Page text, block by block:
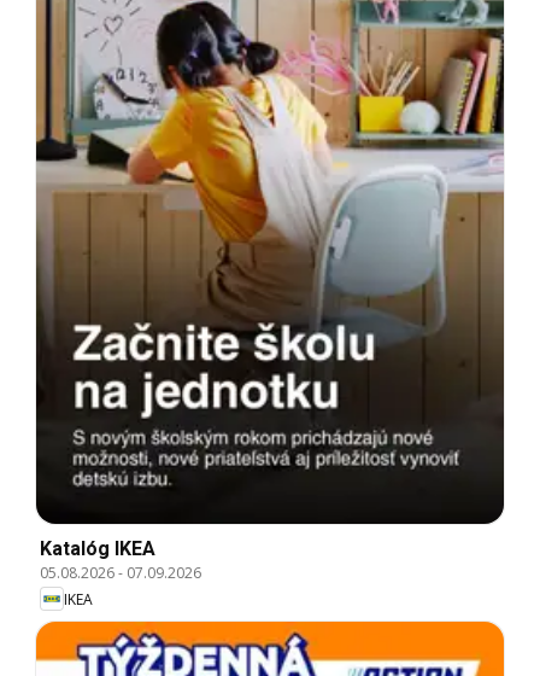
Katalóg IKEA
05.08.2026- 07.09.2026
IKEA